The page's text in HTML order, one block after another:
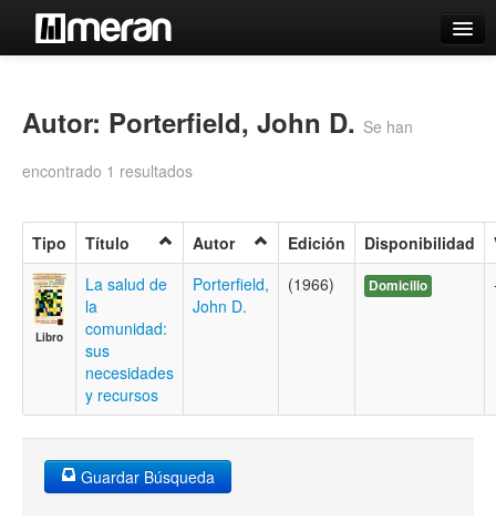
Búsqueda Avanzada
Contacto
Iniciar sesión
Autor: Porterfield, John D. Se han
encontrado 1 resultados
Tipo Título Autor Edición Disponibilidad
Libro
La salud de
la
comunidad:
sus
necesidades
y recursos
Porterfield,
John D.
(1966) Domicilio
Guardar Búsqueda